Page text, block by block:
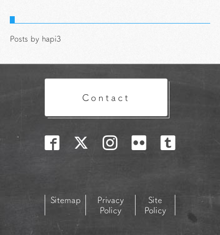
Posts by hapi3
Contact
Sitemap
Privacy
Policy
Site
Policy